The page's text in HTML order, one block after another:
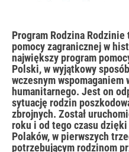
Program Rodzina
pomocy zagranicznej w
największy program
Polski, w wyjątkowy
wczesnym wspomaganiem
humanitarnego. Jest on
sytuację rodzin
zbrojnych. Został
roku i od tego czasu
Polaków, w pierwszych
potrzebującym rodzinom